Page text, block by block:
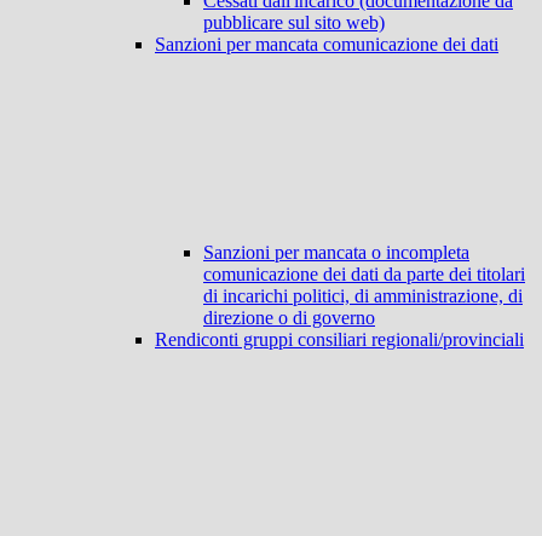
pubblicare sul sito web)
Sanzioni per mancata comunicazione dei dati
Sanzioni per mancata o incompleta
comunicazione dei dati da parte dei titolari
di incarichi politici, di amministrazione, di
direzione o di governo
Rendiconti gruppi consiliari regionali/provinciali